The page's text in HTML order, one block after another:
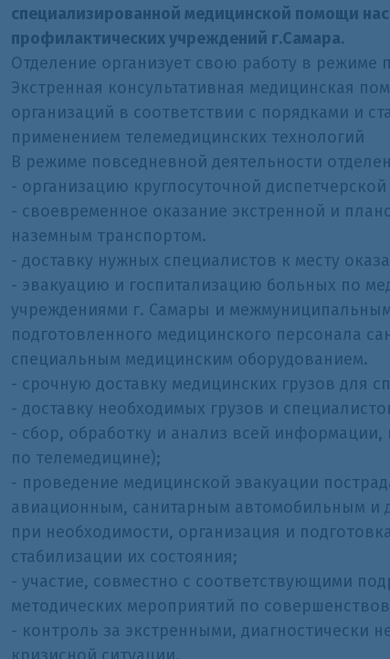
специализированной медицинской помощи
профилактических учреждений г.Самара.
Отделение организует свою работу в режиме
Экстренная консультативная медицинская
организаций в соответствии с порядками и
применением телемедицинских технологий
В режиме повседневной деятельности
- организацию круглосуточной
- своевременное оказание экстренной и
наземным транспортом.
- доставку нужных специалистов к месту
- эвакуацию и госпитализацию больных по
учреждениями г. Самары и
подготовленного медицинского персонала
специальным медицинским оборудованием.
- срочную доставку медицинских грузов для
- доставку необходимых грузов и
- сбор, обработку и анализ всей
по телемедицине);
- проведение медицинской эвакуации
авиационным, санитарным автомобильным и
при необходимости, организация и
стабилизации их состояния;
- участие, совместно с соответствующими
методических мероприятий по
- контроль за экстренными,